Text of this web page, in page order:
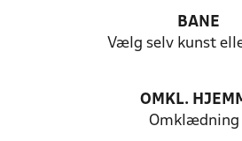
BANE
Vælg selv kunst
OMKL.
Omklædning